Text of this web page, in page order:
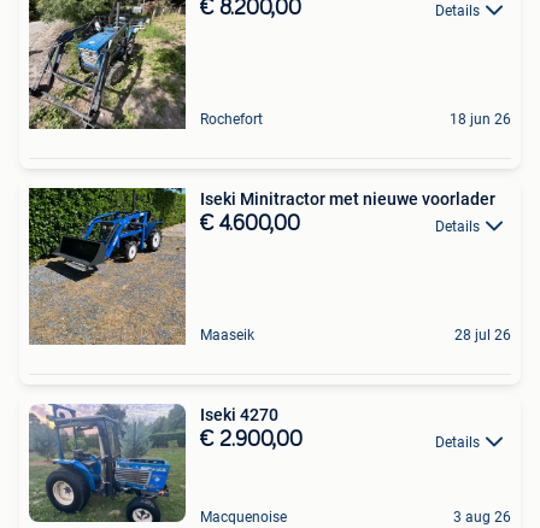
€ 8.200,00 Details
Rochefort 18 jun 26
Iseki Minitractor met nieuwe voorlader
€ 4.600,00 Details
Maaseik 28 jul 26
Iseki 4270
€ 2.900,00 Details
Macquenoise 3 aug 26